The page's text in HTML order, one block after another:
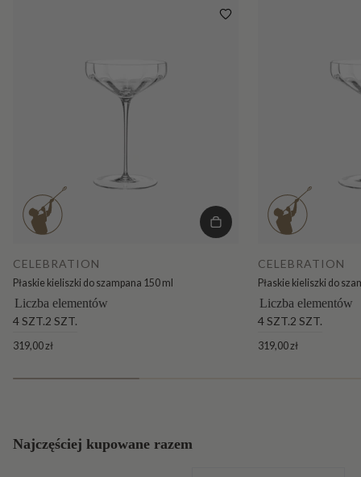
CELEBRATION
Płaskie kieliszki do szampana 150 ml
Liczba elementów
4 SZT.2 SZT.
319,00 zł
CELEBRATION
Płaskie kieliszki do
Liczba elementów
4 SZT.2 SZT.
319,00 zł
Najczęściej kupowane razem